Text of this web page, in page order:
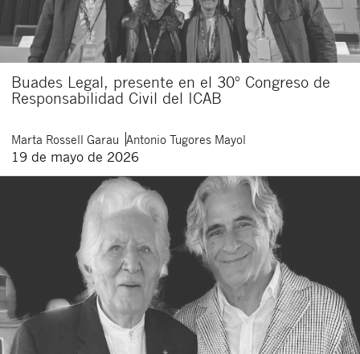
Buades Legal, presente en el 30º Congreso de
Responsabilidad Civil del ICAB
Marta Rossell Garau Antonio Tugores Mayol
19 de mayo de 2026